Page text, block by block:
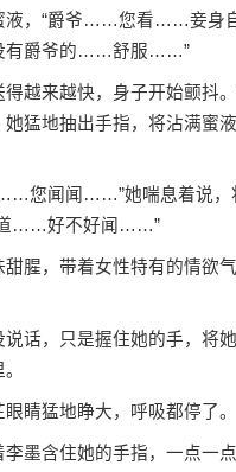
液，“爵爷……您看……妾身
有爵爷的……舒服……”
来越快，身子开始颤抖。
她猛地抽出手指，将沾满蜜
闻闻……”她喘息着说，将
道……好不好闻……”
，带着女性特有的情欲气
，只是握住她的手，将她
猛地睁大，呼吸都停了。
含住她的手指，一点一点